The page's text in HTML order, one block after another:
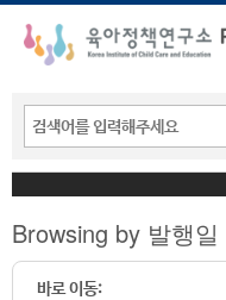
Browsing by 발행일
바로 이동: